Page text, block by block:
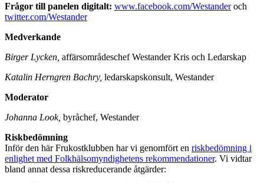
Frågor till panelen digitalt: www.facebook.com/Westanderoch
twitter.com/Westander
Medverkande
Birger Lycken, affärsområdeschef Westander Kris och Ledarskap
Katalin Herngren Bachry, ledarskapskonsult, Westander
Moderator
Johanna Look, byråchef, Westander
Riskbedömning
Inför den här Frukostklubben har vi genomfört en riskbedömning i
enlighet med Folkhälsomyndighetens rekommendationer. Vi vidtar
bland annat dessa riskreducerande åtgärder: